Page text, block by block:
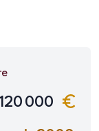
120 000